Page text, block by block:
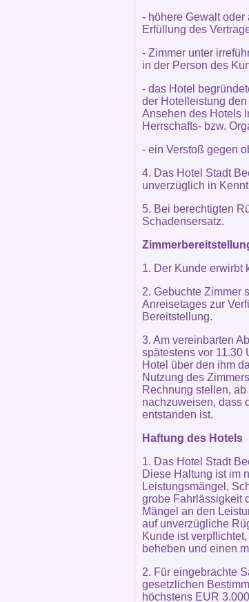
- höhere Gewalt
Erfüllung des
- Zimmer unter
in der Person des
- das Hotel
der Hotelleistung
Ansehen des Hotels
Herrschafts- bzw.
- ein Verstoß gegen
4. Das Hotel Stadt
unverzüglich in
5. Bei berechtigten
Schadensersatz.
1. Der Kunde erwirbt
2. Gebuchte Zimmer
Anreisetages zur
Bereitstellung.
3. Am vereinbarten
spätestens vor 11.30
Hotel über den ihm
Nutzung des
Rechnung stellen,
nachzuweisen, dass
entstanden ist.
Haftung des Hotels
1. Das Hotel Stadt
Diese Haltung ist im
Leistungsmängel,
grobe Fahrlässigkeit
Mängel an den
auf unverzügliche
Kunde ist
beheben und einen
2. Für eingebrachte
gesetzlichen
höchstens EUR